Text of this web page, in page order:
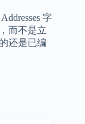
字
而不是立
还是已编